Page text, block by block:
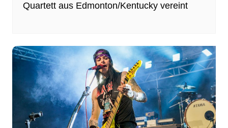
Quartett aus Edmonton/Kentucky vereint